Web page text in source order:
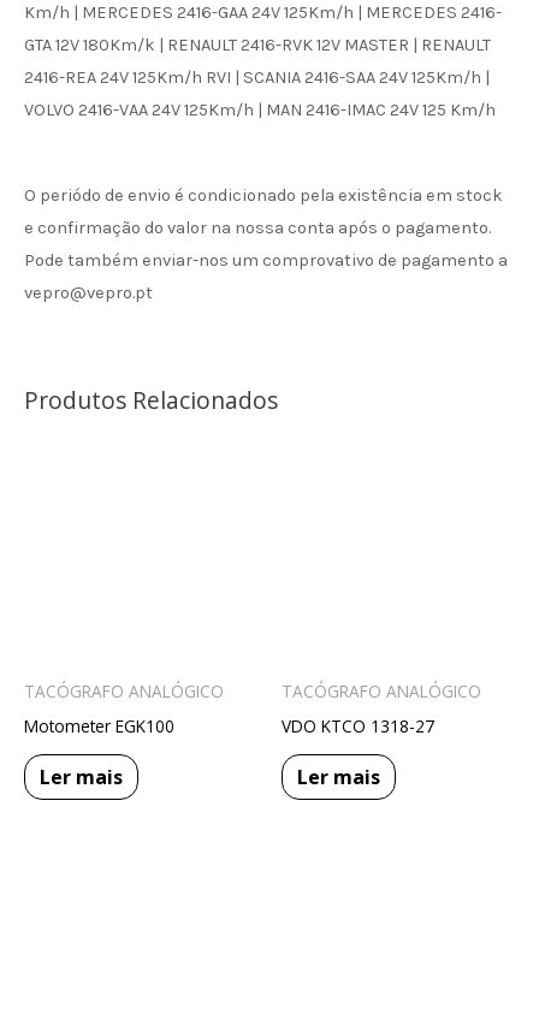
Km/h | MERCEDES 2416-GAA 24V 125Km/h | MERCEDES 2416-
GTA 12V 180Km/k | RENAULT 2416-RVK 12V MASTER | RENAULT
2416-REA 24V 125Km/h RVI | SCANIA 2416-SAA 24V 125Km/h |
VOLVO 2416-VAA 24V 125Km/h | MAN 2416-IMAC 24V 125 Km/h
O periódo de envio é condicionado pela existência em stock
e confirmação do valor na nossa conta após o pagamento.
Pode também enviar-nos um comprovativo de pagamento a
vepro@vepro.pt
Produtos Relacionados
TACÓGRAFO ANALÓGICO
Motometer EGK100
Ler mais
TACÓGRAFO ANALÓGICO
VDO KTCO 1318-27
Ler mais